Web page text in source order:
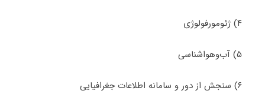
۴) ژئومورفولوژی
۵) آب‌وهواشناسی
۶) سنجش از دور و سامانه اطلاعات جغرافیایی